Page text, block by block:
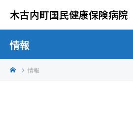
木古内町国民健康保険病院
情報
情報